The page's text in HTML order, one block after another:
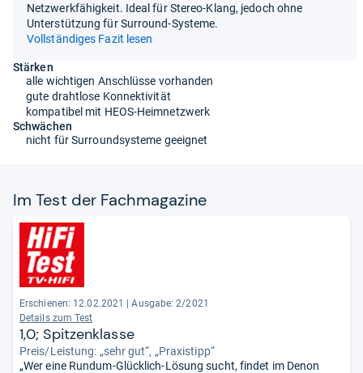
Netzwerkfähigkeit. Ideal für Stereo-Klang, jedoch ohne
Unterstützung für Surround-Systeme.
Vollständiges Fazit lesen
Stärken
alle wichtigen Anschlüsse vorhanden
gute drahtlose Konnektivität
kompatibel mit HEOS-Heimnetzwerk
Schwächen
nicht für Surroundsysteme geeignet
Im Test der Fach­ma­ga­zine
Erschienen: 12.02.2021 | Ausgabe: 2/2021
Details zum Test
1,0; Spitzenklasse
Preis/Leistung: „sehr gut“, „Praxistipp“
„Wer eine Rundum-Glücklich-Lösung sucht, findet im Denon